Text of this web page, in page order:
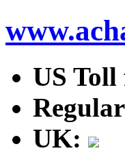
US Toll
UK: